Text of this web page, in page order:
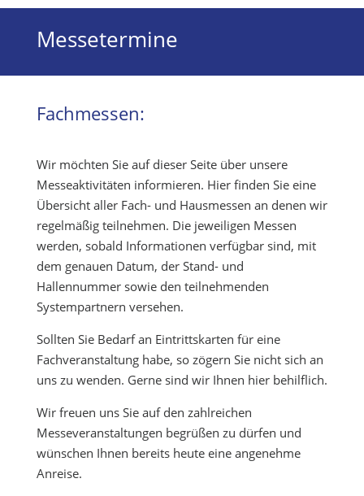
Messetermine
Fachmessen:
Wir möchten Sie auf dieser Seite über unsere
Messeaktivitäten informieren. Hier finden Sie eine
Übersicht aller Fach- und Hausmessen an denen wir
regelmäßig teilnehmen. Die jeweiligen Messen
werden, sobald Informationen verfügbar sind, mit
dem genauen Datum, der Stand- und
Hallennummer sowie den teilnehmenden
Systempartnern versehen.
Sollten Sie Bedarf an Eintrittskarten für eine
Fachveranstaltung habe, so zögern Sie nicht sich an
uns zu wenden. Gerne sind wir Ihnen hier behilflich.
Wir freuen uns Sie auf den zahlreichen
Messeveranstaltungen begrüßen zu dürfen und
wünschen Ihnen bereits heute eine angenehme
Anreise.